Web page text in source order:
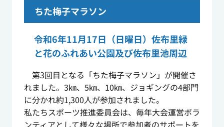
ちた梅子マラソン
令和6年11月17日（日曜日）佐布里緑
と花のふれあい公園及び佐布里池周辺
第3回目となる「ちた梅子マラソン」が開催さ
れました。3㎞、5㎞、10㎞、ジョギングの4部門
に分かれ約1,300人が参加されました。
私たちスポーツ推進委員会は、毎年大会運営ボラ